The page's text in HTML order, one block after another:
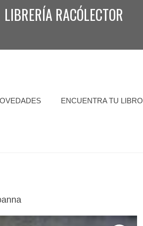
LIBRERÍA RACÓLECTOR
ENCUENTRA TU LIBRO